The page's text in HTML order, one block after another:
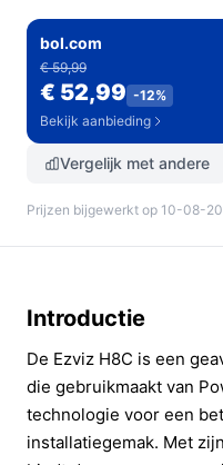
bol.com
€ 59,99
€ 52,99 -12%
Bekijk aanbieding
Vergelijk met andere
Prijzen bijgewerkt op 10-08-
Introductie
De Ezviz H8C is een
die gebruikmaakt van
technologie voor een
installatiegemak. Met